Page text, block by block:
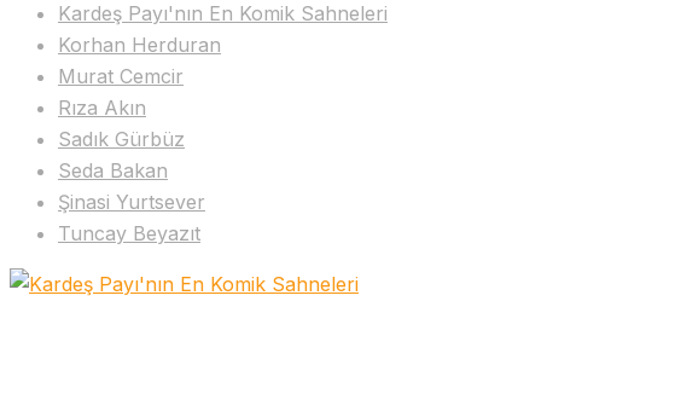
Kardeş Payı'nın En Komik Sahneleri
Korhan Herduran
Murat Cemcir
Rıza Akın
Sadık Gürbüz
Seda Bakan
Şinasi Yurtsever
Tuncay Beyazıt